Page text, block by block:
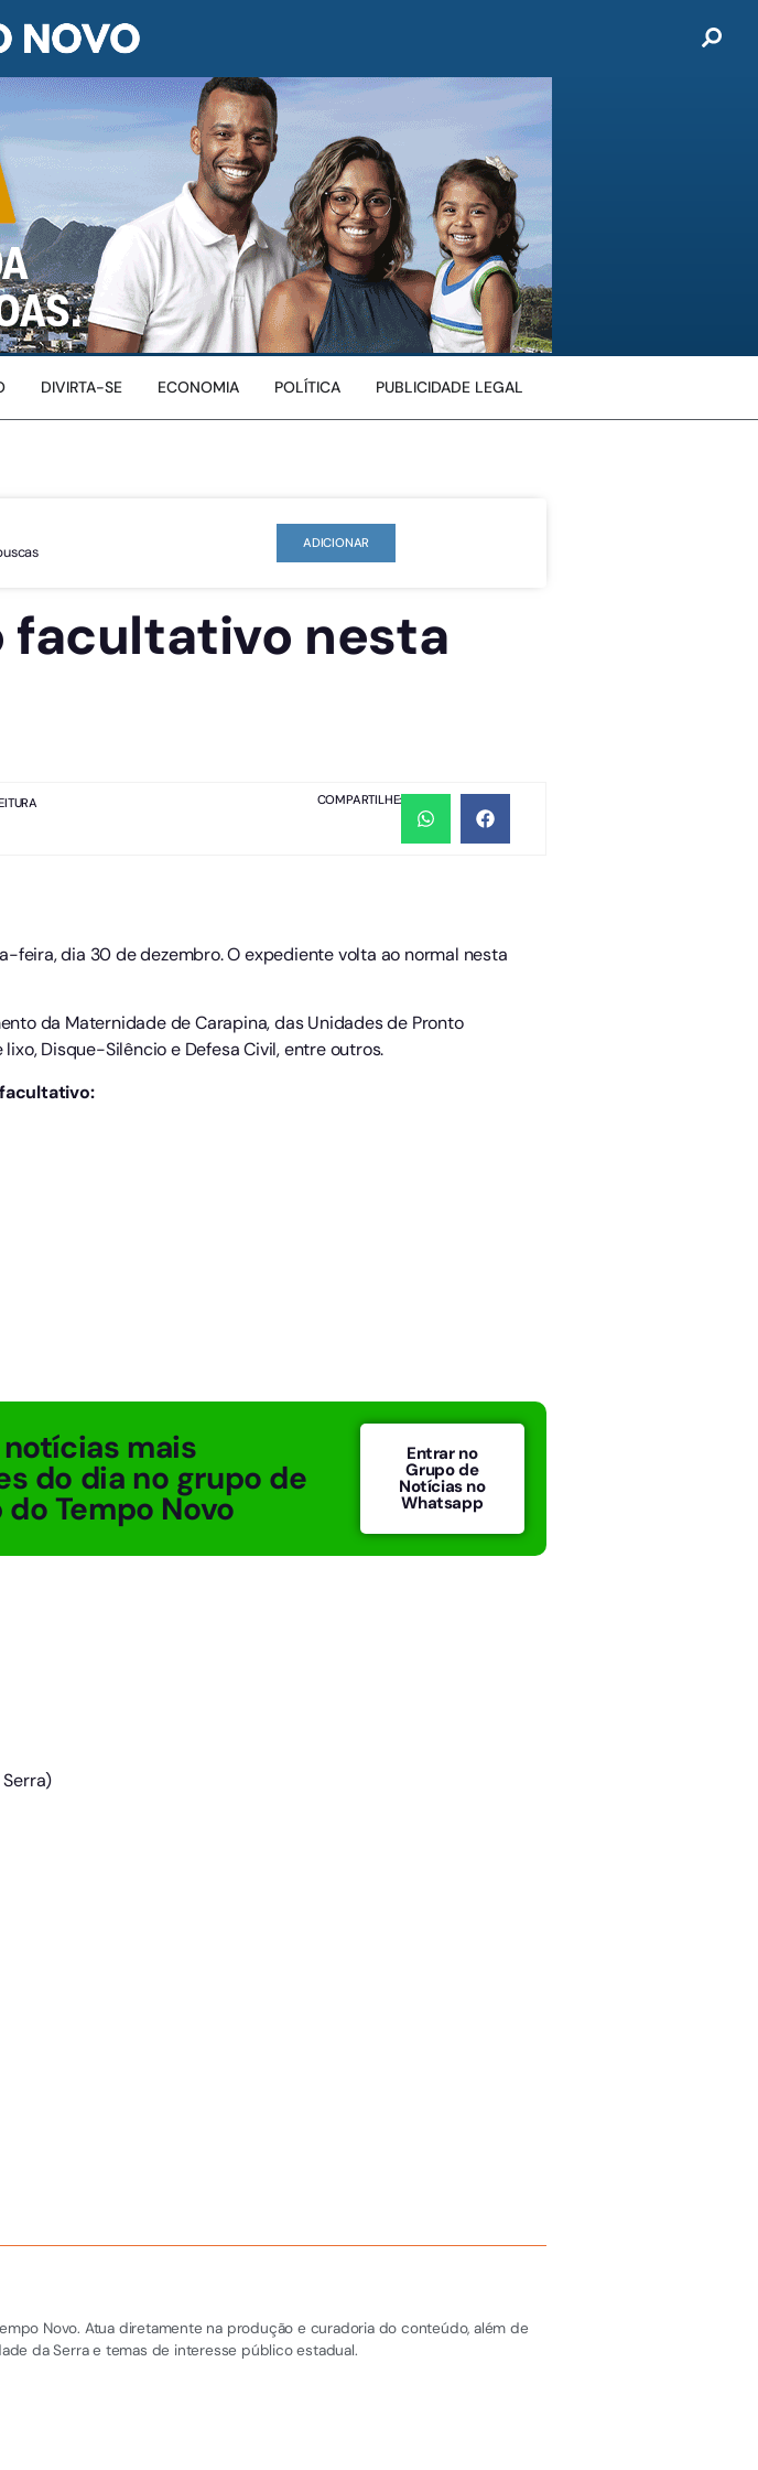
DIVIRTA-SE ECONOMIA POLÍTICA PUBLICIDADE LEGAL
ADICIONAR
facultativo nesta
COMPARTILHE:
dia 30 de dezembro. O expediente volta ao normal nesta
da Maternidade de Carapina, das Unidades de Pronto
Disque-Silêncio e Defesa Civil, entre outros.
mais
do dia no grupo de
Tempo Novo
Entrar no
Grupo de
Notícias no
Whatsapp
Novo. Atua diretamente na produção e curadoria do conteúdo, além de
da Serra e temas de interesse público estadual.